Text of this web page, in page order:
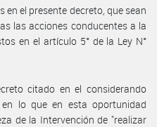
en el presente decreto, que sean
las acciones conducentes a la
en el artículo 5° de la Ley N°
citado en el considerando
lo que en esta oportunidad
de la Intervención de "realizar